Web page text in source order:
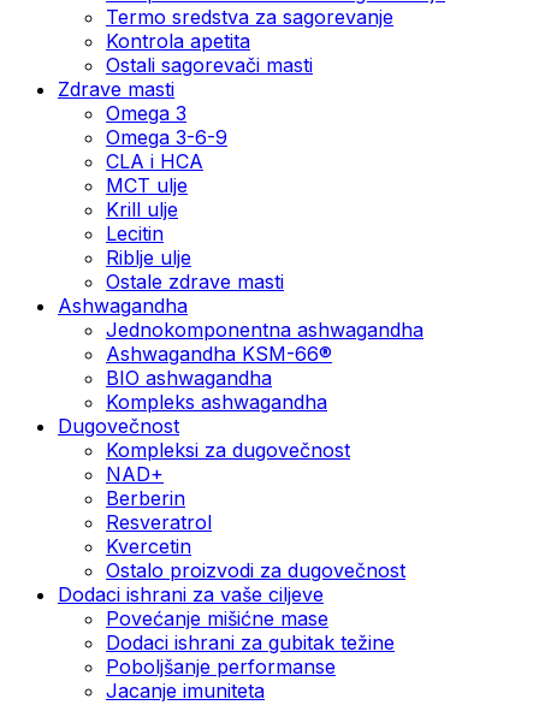
Termo sredstva za sagorevanje
Kontrola apetita
Ostali sagorevači masti
Zdrave masti
Omega 3
Omega 3-6-9
CLA i HCA
MCT ulje
Krill ulje
Lecitin
Riblje ulje
Ostale zdrave masti
Ashwagandha
Jednokomponentna ashwagandha
Ashwagandha KSM-66®
BIO ashwagandha
Kompleks ashwagandha
Dugovečnost
Kompleksi za dugovečnost
NAD+
Berberin
Resveratrol
Kvercetin
Ostalo proizvodi za dugovečnost
Dodaci ishrani za vaše ciljeve
Povećanje mišićne mase
Dodaci ishrani za gubitak težine
Poboljšanje performanse
Jacanje imuniteta